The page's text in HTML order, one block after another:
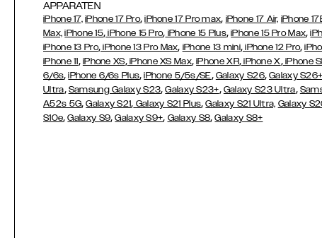
APPARATEN
iPhone 17, iPhone 17 Pro,iPhone 17 Pro max, iPhone 17 Air, iPhone
Max, iPhone 15, iPhone 15 Pro, iPhone 15 Plus,iPhone 15 Pro Max,
iPhone 13 Pro, iPhone 13 Pro Max, iPhone 13 mini,iPhone 12 Pro,
iPhone 11, iPhone XS,iPhone XS Max,iPhone XR,iPhone X,iPhone
6/6s,iPhone 6/6s Plus,iPhone 5/5s/SE, Galaxy S26,Galaxy
Ultra, Samsung Galaxy S23,Galaxy S23+, Galaxy S23 Ultra,
A52s 5G,Galaxy S21, Galaxy S21 Plus,Galaxy S21 Ultra, Galaxy
S10e,Galaxy S9,Galaxy S9+, Galaxy S8,Galaxy S8+